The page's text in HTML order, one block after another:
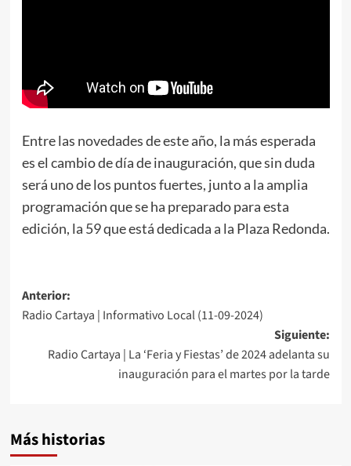
Entre las novedades de este año, la más esperada
es el cambio de día de inauguración, que sin duda
será uno de los puntos fuertes, junto a la amplia
programación que se ha preparado para esta
edición, la 59 que está dedicada a la Plaza Redonda.
Anterior:
Radio Cartaya | Informativo Local (11-09-2024)
Siguiente:
Radio Cartaya | La ‘Feria y Fiestas’ de 2024 adelanta su
inauguración para el martes por la tarde
Más historias